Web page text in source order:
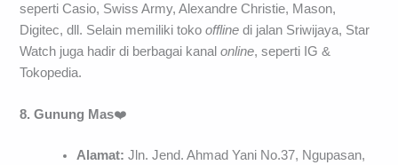
seperti Casio, Swiss Army, Alexandre Christie, Mason,
Digitec, dll. Selain memiliki tokooffline di jalan Sriwijaya, Star
Watch juga hadir di berbagai kanalonline, seperti IG &
Tokopedia.
8. Gunung Mas❤️
Alamat: Jln. Jend. Ahmad Yani No.37, Ngupasan,